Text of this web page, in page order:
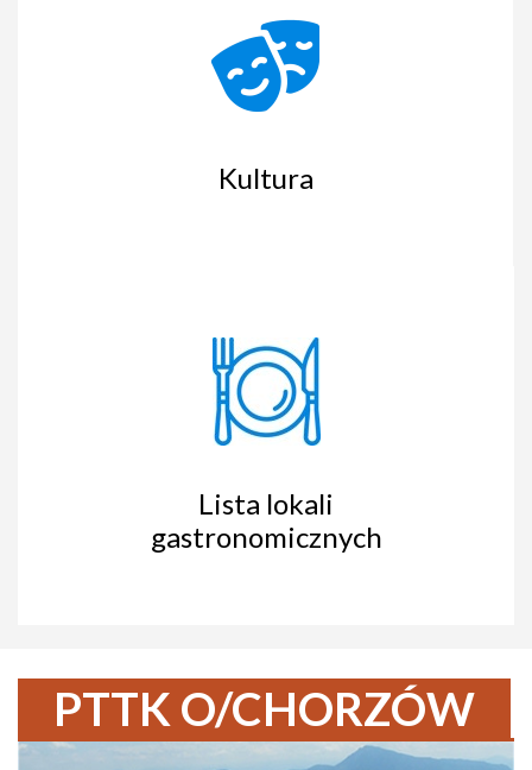
Kultura
Lista lokali
gastronomicznych
PTTK O/CHORZÓW